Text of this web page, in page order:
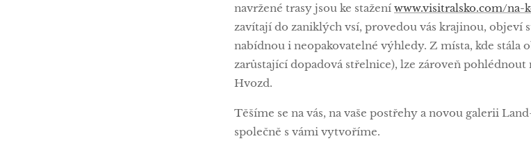
navržené trasy jsou ke stažení www.visitralsko.com/na-
zavítají do zaniklých vsí, provedou vás krajinou, objeví
nabídnou i neopakovatelné výhledy. Z místa, kde stála
zarůstající dopadová střelnice), lze zároveň pohlédnout
Hvozd.
Těšíme se na vás, na vaše postřehy a novou galerii
společně s vámi vytvoříme.